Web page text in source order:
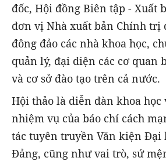
đốc, Hội đồng Biên tập - Xuất
đơn vị Nhà xuất bản Chính trị
đông đảo các nhà khoa học,
quản lý, đại diện các cơ quan
và cơ sở đào tạo trên cả nước.
Hội thảo là diễn đàn khoa học
nhiệm vụ của báo chí cách
tác tuyên truyền Văn kiện Đại
Đảng, cũng như vai trò, sứ